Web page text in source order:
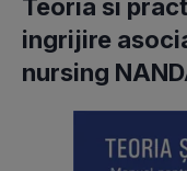
Teoria si
ingrijire
nursing